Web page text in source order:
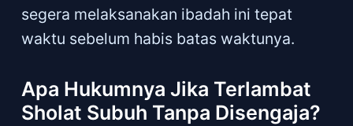
segera melaksanakan ibadah ini tepat
waktu sebelum habis batas waktunya.
Apa Hukumnya Jika Terlambat
Sholat Subuh Tanpa Disengaja?